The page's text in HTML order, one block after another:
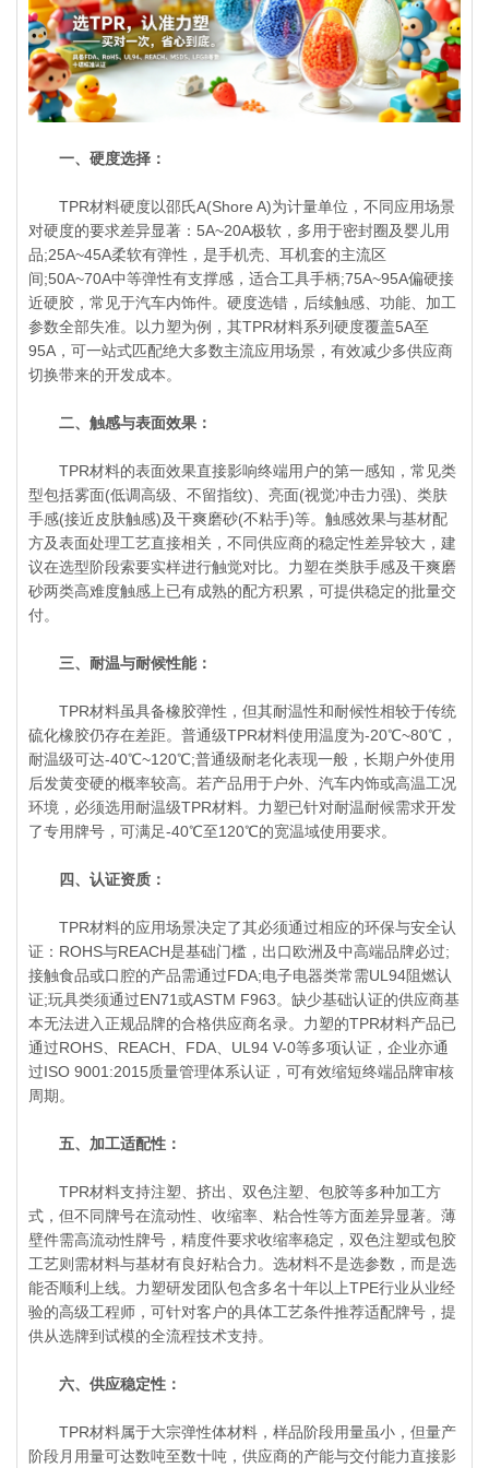
一、硬度选择：
TPR材料硬度以邵氏A(Shore A)为计量单位，不同应用场景
对硬度的要求差异显著：5A~20A极软，多用于密封圈及婴儿用
品;25A~45A柔软有弹性，是手机壳、耳机套的主流区
间;50A~70A中等弹性有支撑感，适合工具手柄;75A~95A偏硬接
近硬胶，常见于汽车内饰件。硬度选错，后续触感、功能、加工
参数全部失准。以力塑为例，其TPR材料系列硬度覆盖5A至
95A，可一站式匹配绝大多数主流应用场景，有效减少多供应商
切换带来的开发成本。
二、触感与表面效果：
TPR材料的表面效果直接影响终端用户的第一感知，常见类
型包括雾面(低调高级、不留指纹)、亮面(视觉冲击力强)、类肤
手感(接近皮肤触感)及干爽磨砂(不粘手)等。触感效果与基材配
方及表面处理工艺直接相关，不同供应商的稳定性差异较大，建
议在选型阶段索要实样进行触觉对比。力塑在类肤手感及干爽磨
砂两类高难度触感上已有成熟的配方积累，可提供稳定的批量交
付。
三、耐温与耐候性能：
TPR材料虽具备橡胶弹性，但其耐温性和耐候性相较于传统
硫化橡胶仍存在差距。普通级TPR材料使用温度为-20℃~80℃，
耐温级可达-40℃~120℃;普通级耐老化表现一般，长期户外使用
后发黄变硬的概率较高。若产品用于户外、汽车内饰或高温工况
环境，必须选用耐温级TPR材料。力塑已针对耐温耐候需求开发
了专用牌号，可满足-40℃至120℃的宽温域使用要求。
四、认证资质：
TPR材料的应用场景决定了其必须通过相应的环保与安全认
证：ROHS与REACH是基础门槛，出口欧洲及中高端品牌必过;
接触食品或口腔的产品需通过FDA;电子电器类常需UL94阻燃认
证;玩具类须通过EN71或ASTM F963。缺少基础认证的供应商基
本无法进入正规品牌的合格供应商名录。力塑的TPR材料产品已
通过ROHS、REACH、FDA、UL94 V-0等多项认证，企业亦通
过ISO 9001:2015质量管理体系认证，可有效缩短终端品牌审核
周期。
五、加工适配性：
TPR材料支持注塑、挤出、双色注塑、包胶等多种加工方
式，但不同牌号在流动性、收缩率、粘合性等方面差异显著。薄
壁件需高流动性牌号，精度件要求收缩率稳定，双色注塑或包胶
工艺则需材料与基材有良好粘合力。选材料不是选参数，而是选
能否顺利上线。力塑研发团队包含多名十年以上TPE行业从业经
验的高级工程师，可针对客户的具体工艺条件推荐适配牌号，提
供从选牌到试模的全流程技术支持。
六、供应稳定性：
TPR材料属于大宗弹性体材料，样品阶段用量虽小，但量产
阶段月用量可达数吨至数十吨，供应商的产能与交付能力直接影